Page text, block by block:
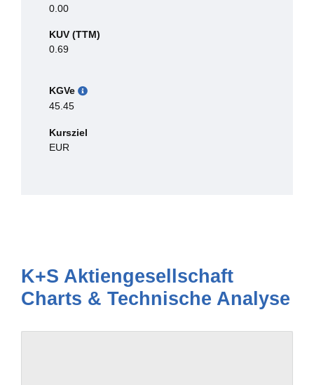
0.00
KUV (TTM)
0.69
KGVe
45.45
Kursziel
EUR
K+S Aktiengesellschaft
Charts & Technische Analyse